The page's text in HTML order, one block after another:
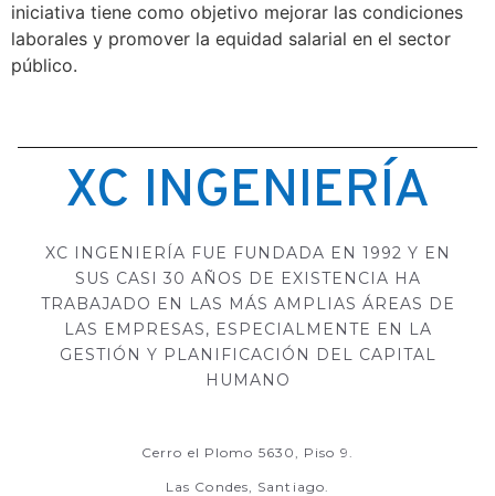
iniciativa tiene como objetivo mejorar las condiciones
laborales y promover la equidad salarial en el sector
público.
XC INGENIERÍA
XC INGENIERÍA FUE FUNDADA EN 1992 Y EN
SUS CASI 30 AÑOS DE EXISTENCIA HA
TRABAJADO EN LAS MÁS AMPLIAS ÁREAS DE
LAS EMPRESAS, ESPECIALMENTE EN LA
GESTIÓN Y PLANIFICACIÓN DEL CAPITAL
HUMANO
Cerro el Plomo 5630, Piso 9.
Las Condes, Santiago.